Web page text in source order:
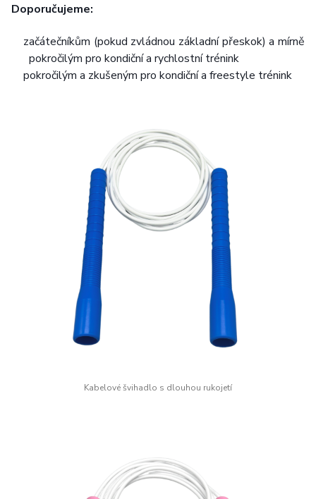
Doporučujeme:
začátečníkům (pokud zvládnou základní přeskok) a mírně
pokročilým pro kondiční a rychlostní trénink
pokročilým a zkušeným pro kondiční a freestyle trénink
Kabelové švihadlo s dlouhou rukojetí